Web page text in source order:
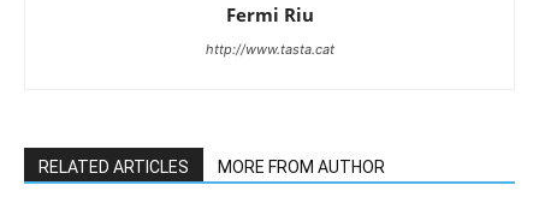
Fermi Riu
http://www.tasta.cat
RELATED ARTICLES MORE FROM AUTHOR